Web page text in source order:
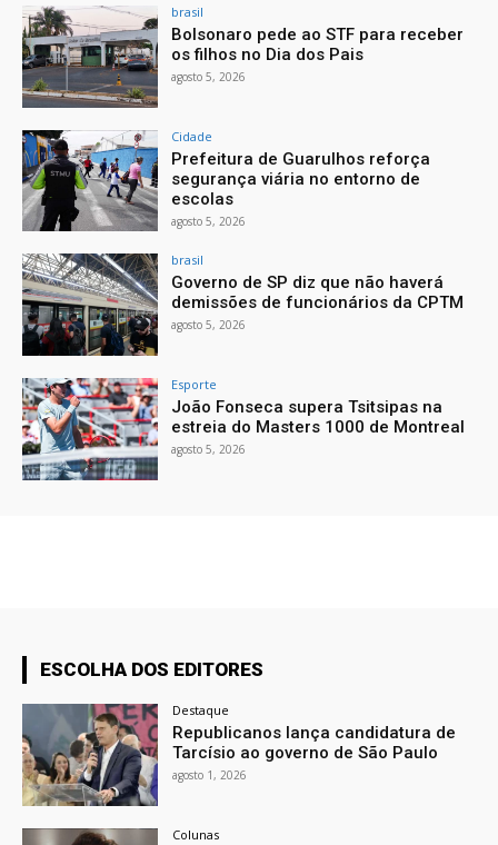
brasil
Bolsonaro pede ao STF para receber
os filhos no Dia dos Pais
agosto 5, 2026
Cidade
Prefeitura de Guarulhos reforça
segurança viária no entorno de
escolas
agosto 5, 2026
brasil
Governo de SP diz que não haverá
demissões de funcionários da CPTM
agosto 5, 2026
Esporte
João Fonseca supera Tsitsipas na
estreia do Masters 1000 de Montreal
agosto 5, 2026
ESCOLHA DOS EDITORES
Destaque
Republicanos lança candidatura de
Tarcísio ao governo de São Paulo
agosto 1, 2026
Colunas